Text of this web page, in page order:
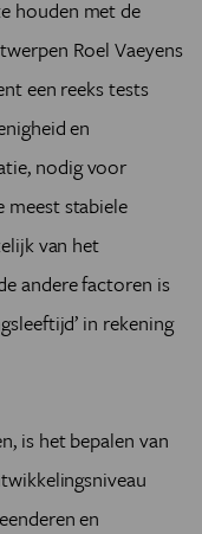
houden met de
Roel Vaeyens
een reeks tests
en
nodig voor
meest stabiele
van het
andere factoren is
in rekening
is het bepalen van
en